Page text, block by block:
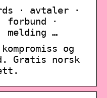
· avtaler ·
forbund ·
melding …
og
Gratis norsk